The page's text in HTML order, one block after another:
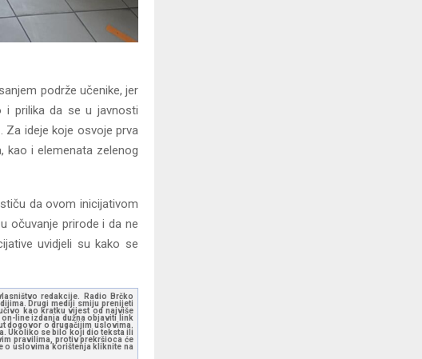
podrže učenike, jer
i prilika da se u javnosti
Za ideje koje osvoje prva
kao i elemenata zelenog
da ovom inicijativom
očuvanje prirode i da ne
uvidjeli su kako se
redakcije. Radio Brčko
Drugi mediji smiju prenijeti
kao kratku vijest od najviše
line izdanja dužna objaviti link
dogovor o drugačijim uslovima.
Ukoliko se bilo koji dio teksta ili
pravilima, protiv prekršioca će
o uslovima korištenja kliknite na